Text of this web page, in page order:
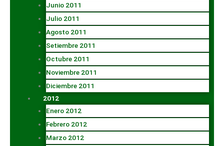
Junio 2011
Julio 2011
Agosto 2011
Setiembre 2011
Octubre 2011
Noviembre 2011
Diciembre 2011
2012
Enero 2012
Febrero 2012
Marzo 2012